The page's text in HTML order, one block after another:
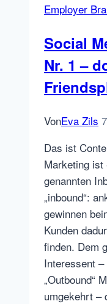
Employer
Social
Nr. 1 –
VonEva Zils
Das ist
Marketing ist
genannten
„inbound“:
gewinnen
Kunden
finden. Dem
Interessent
„Outbound“
umgekehrt –